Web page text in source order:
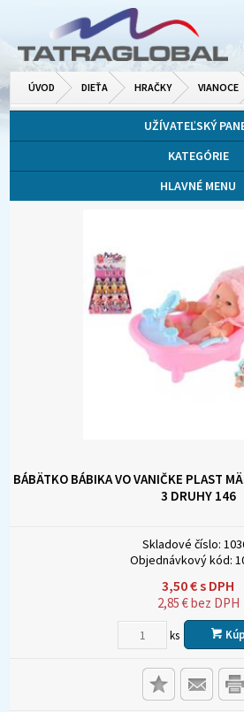
ÚVOD DIEŤA HRAČKY VIANOCE
UŽÍVATEĽSKÝ
KATEGÓRIE
HLAVNÉ MENU
BÁBÄTKO BÁBIKA VO VANIČKE PLAST
3 DRUHY 146
Skladové číslo:
Objednávkový kód:
3,50€s DPH
2,85€bez DPH
ks